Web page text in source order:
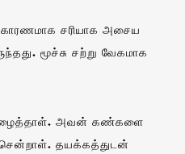
காரணமாக சரியாக அசைய
மூச்சு சற்று வேகமாக
அழைத்தாள். அவன் கண்களை
தயக்கத்துடன்